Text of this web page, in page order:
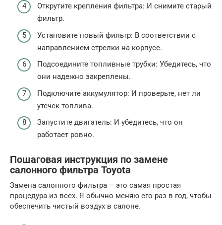
Открутите крепления фильтра: И снимите старый
фильтр.
Установите новый фильтр: В соответствии с
направлением стрелки на корпусе.
Подсоедините топливные трубки: Убедитесь, что
они надежно закреплены.
Подключите аккумулятор: И проверьте, нет ли
утечек топлива.
Запустите двигатель: И убедитесь, что он
работает ровно.
Пошаговая инструкция по замене
салонного фильтра Toyota
Замена салонного фильтра – это самая простая
процедура из всех. Я обычно меняю его раз в год, чтобы
обеспечить чистый воздух в салоне.